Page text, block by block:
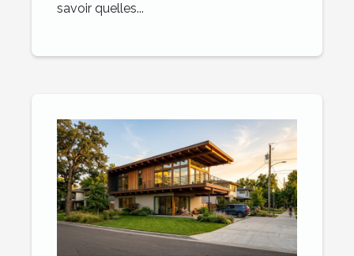
savoir quelles...